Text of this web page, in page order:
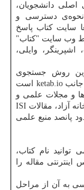
اصلی دانشجویان،
نحوه‌ی دسترسی و
سایت کتاب پاسخ
وب سایت "کتاب"
وایلی،
روش جستجوی
جانبketab.io
است
و مجلات علمی و
آزاد، مقالات ISI
پانصد منبع علمی
نام کتاب،
اینترنتی مقاله را
به آن از مراحل